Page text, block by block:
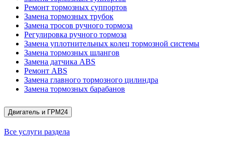
Ремонт тормозных суппортов
Замена тормозных трубок
Замена тросов ручного тормоза
Регулировка ручного тормоза
Замена уплотнительных колец тормозной системы
Замена тормозных шлангов
Замена датчика ABS
Ремонт ABS
Замена главного тормозного цилиндра
Замена тормозных барабанов
Двигатель и ГРМ24
Все услуги раздела